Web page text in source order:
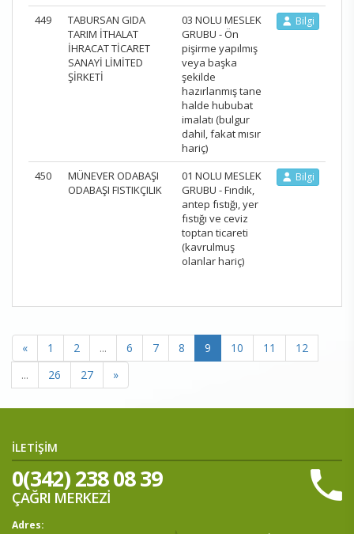
449
TABURSAN GIDA
TARIM İTHALAT
İHRACAT TİCARET
SANAYİ LİMİTED
ŞİRKETİ
03 NOLU MESLEK
GRUBU - Ön
pişirme yapılmış
veya başka
şekilde
hazırlanmış tane
halde hububat
imalatı (bulgur
dahil, fakat mısır
hariç)
Bilgi
450
MÜNEVER ODABAŞI
ODABAŞI FISTIKÇILIK
01 NOLU MESLEK
GRUBU - Fındık,
antep fıstığı, yer
fıstığı ve ceviz
toptan ticareti
(kavrulmuş
olanlar hariç)
Bilgi
« 1 2 ... 6 7 8 9 10 11
12
...
26 27 »
İLETİŞİM
0(342) 238 08 39
ÇAĞRI MERKEZİ
Adres: